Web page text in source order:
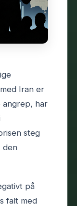
Iran er
angrep, har
steg
den
på
falt med